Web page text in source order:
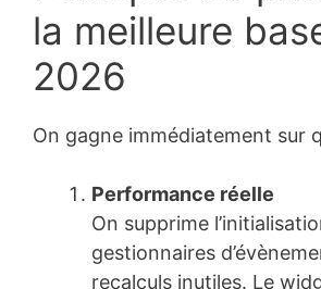
la meilleure
2026
On gagne immédiatement sur
Performance réelle
On supprime
gestionnaires
recalculs inutiles. Le